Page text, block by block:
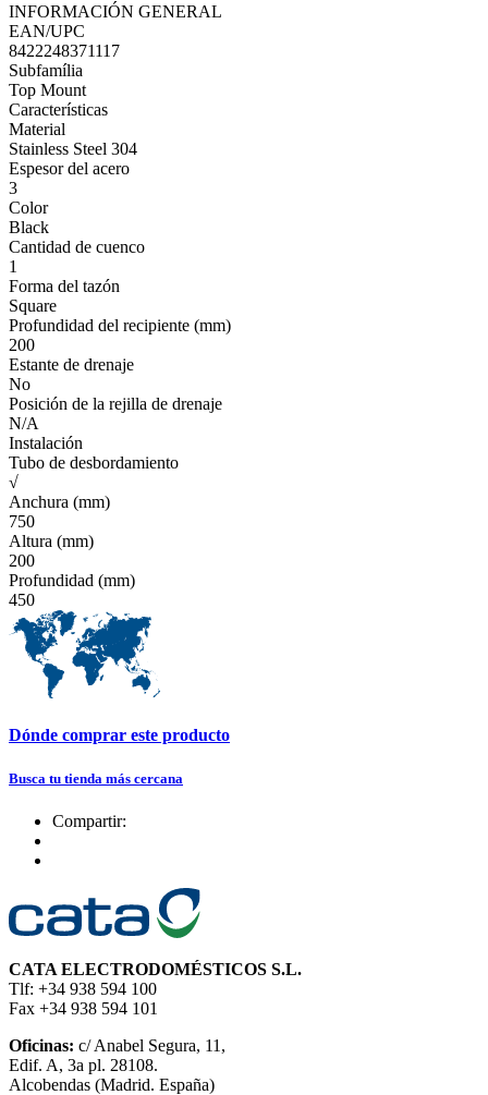
INFORMACIÓN GENERAL
EAN/UPC
8422248371117
Subfamília
Top Mount
Características
Material
Stainless Steel 304
Espesor del acero
3
Color
Black
Cantidad de cuenco
1
Forma del tazón
Square
Profundidad del recipiente (mm)
200
Estante de drenaje
No
Posición de la rejilla de drenaje
N/A
Instalación
Tubo de desbordamiento
√
Anchura (mm)
750
Altura (mm)
200
Profundidad (mm)
450
Dónde comprar este producto
Busca tu tienda más cercana
Compartir:
CATA ELECTRODOMÉSTICOS S.L.
Tlf: +34 938 594 100
Fax +34 938 594 101
Oficinas: c/ Anabel Segura, 11,
Edif. A, 3a pl. 28108.
Alcobendas (Madrid. España)